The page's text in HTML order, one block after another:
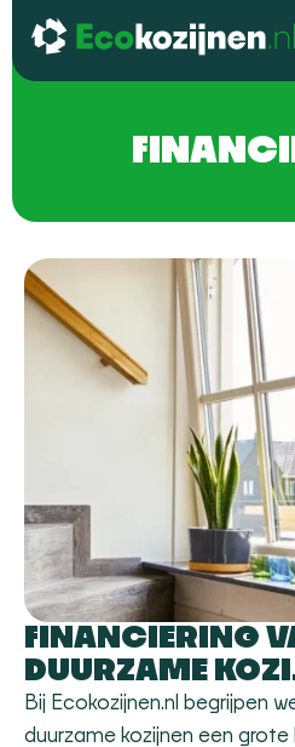
FINANCIERING
DUURZAME
Bij Ecokozijnen.nl begrijpen
duurzame kozijnen een grote